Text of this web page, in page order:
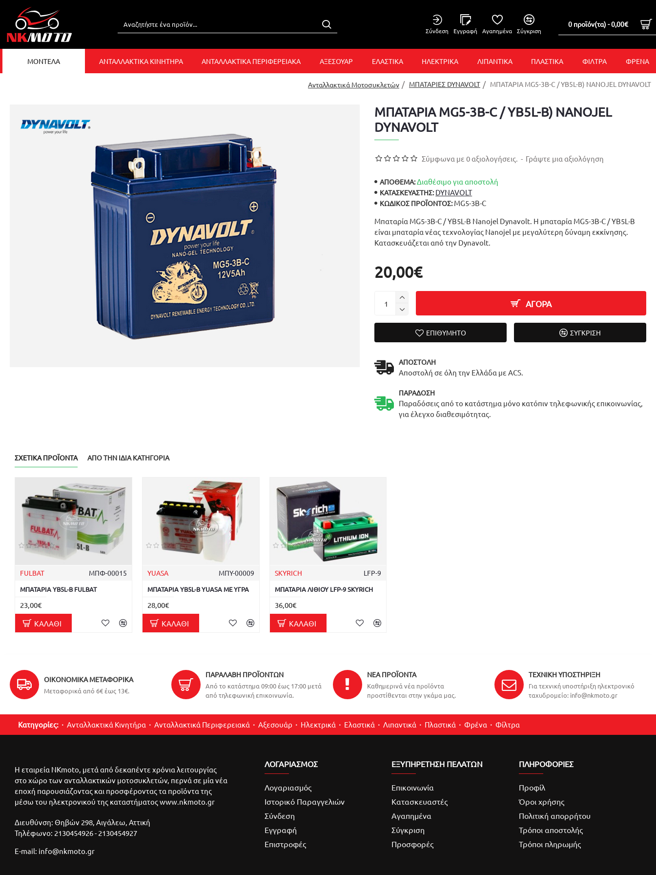
Σύνδεση Εγγραφή Αγαπημένα Σύγκριση
0 προϊόν(τα) - 0,00€
ΜΟΝΤΕΛΑ ΑΝΤΑΛΛΑΚΤΙΚΑ ΚΙΝΗΤΗΡΑ ΑΝΤΑΛΛΑΚΤΙΚΑ ΠΕΡΙΦΕΡΕΙΑΚΑ ΑΞΕΣΟΥΑΡ ΕΛΑΣΤΙΚΑ ΗΛΕΚΤΡΙΚΑ ΛΙΠΑΝΤΙΚΑ ΠΛΑΣΤΙΚΑ ΦΙΛΤΡΑ ΦΡΕΝΑ
Ανταλλακτικά Μοτοσυκλετών ΜΠΑΤΑΡΙΕΣ DYNAVOLT ΜΠΑΤΑΡΙΑ MG5-3B-C / YB5L-B) NANOJEL DYNAVOLT
ΜΠΑΤΑΡΙΑ MG5-3B-C / YB5L-B) NANOJEL
DYNAVOLT
Μπαταρία MG5-3B-C / YB5L-B Nanojel Dynavolt. Η μπαταρία MG5-3B-C / YB5L-B
είναι μπαταρία νέας τεχνολογίας Nanojel με μεγαλύτερη δύναμη εκκίνησης.
Κατασκευάζεται από την Dynavolt.
ΑΠΟΘΕΜΑ:Διαθέσιμο για αποστολή
ΚΑΤΑΣΚΕΥΑΣΤΉΣ: DYNAVOLT
ΚΩΔΙΚΌΣ ΠΡΟΪΌΝΤΟΣ: MG5-3B-C
Σύμφωνα με 0 αξιολογήσεις. - Γράψτε μια αξιολόγηση
20,00€
ΑΓΟΡΑ
ΕΠΙΘΥΜΗΤΌ ΣΎΓΚΡΙΣΗ
ΑΠΟΣΤΟΛΉ
Αποστολή σε όλη την Ελλάδα με ACS.
ΠΑΡΆΔΟΣΗ
Παραδόσεις από το κατάστημα μόνο κατόπιν τηλεφωνικής επικοινωνίας,
για έλεγχο διαθεσιμότητας.
ΣΧΕΤΙΚΆ ΠΡΟΪΌΝΤΑ ΑΠΌ ΤΗΝ ΊΔΙΑ ΚΑΤΗΓΟΡΊΑ
FULBAT ΜΠΦ-00015
ΜΠΑΤΑΡΙΑ YB5L-B FULBAT
23,00€
ΚΑΛΆΘΙ
YUASA ΜΠΥ-00009
ΜΠΑΤΑΡΙΑ YB5L-B YUASA ΜΕ ΥΓΡΑ
28,00€
ΚΑΛΆΘΙ
SKYRICH LFP-9
ΜΠΑΤΑΡΙΑ ΛΙΘΙΟΥ LFP-9 SKYRICH
36,00€
ΚΑΛΆΘΙ
ΟΙΚΟΝΟΜΙΚΆ ΜΕΤΑΦΟΡΙΚΆ
Μεταφορικά από 6€ έως 13€.
ΠΑΡΑΛΑΒΉ ΠΡΟΪΌΝΤΩΝ
Από το κατάστημα 09:00 έως 17:00 μετά
από τηλεφωνική επικοινωνία.
ΝΈΑ ΠΡΟΪΌΝΤΑ
Καθημερινά νέα προϊόντα
προστίθενται στην γκάμα μας.
ΤΕΧΝΙΚΉ ΥΠΟΣΤΉΡΙΞΗ
Για τεχνική υποστήριξη ηλεκτρονικό
ταχυδρομείο: info@nkmoto.gr
Κατηγορίες: Ανταλλακτικά Κινητήρα Ανταλλακτικά Περιφερειακά Αξεσουάρ Ηλεκτρικά Ελαστικά Λιπαντικά Πλαστικά Φρένα Φίλτρα
Η εταιρεία NKmoto, μετά από δεκαπέντε χρόνια λειτουργίας
στο χώρο των ανταλλακτικών μοτοσυκλετών, περνά σε μία νέα
εποχή παρουσιάζοντας και προσφέροντας τα προϊόντα της
μέσω του ηλεκτρονικού της καταστήματος www.nkmoto.gr
Διευθύνση: Θηβών 298, Αιγάλεω, Αττική
Τηλέφωνο: 2130454926 - 2130454927
E-mail: info@nkmoto.gr
ΛΟΓΑΡΙΑΣΜΌΣ
Λογαριασμός
Ιστορικό Παραγγελιών
Σύνδεση
Εγγραφή
Επιστροφές
ΕΞΥΠΗΡΕΤΗΣΗ ΠΕΛΑΤΩΝ
Επικοινωνία
Κατασκευαστές
Αγαπημένα
Σύγκριση
Προσφορές
ΠΛΗΡΟΦΟΡΙΕΣ
Προφίλ
Όροι χρήσης
Πολιτική απορρήτου
Τρόποι αποστολής
Τρόποι πληρωμής